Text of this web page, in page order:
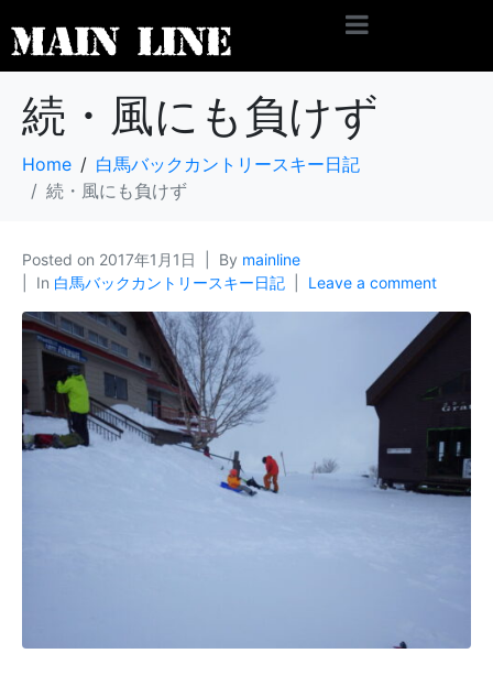
続・風にも負けず
Home
白馬バックカントリースキー日記
続・風にも負けず
Posted on 2017年1月1日 By mainline
In 白馬バックカントリースキー日記 Leave a comment